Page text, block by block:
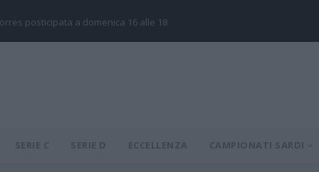
posticipata a domenica 16 alle 18
SERIE C SERIE D ECCELLENZA CAMPIONATI SARDI